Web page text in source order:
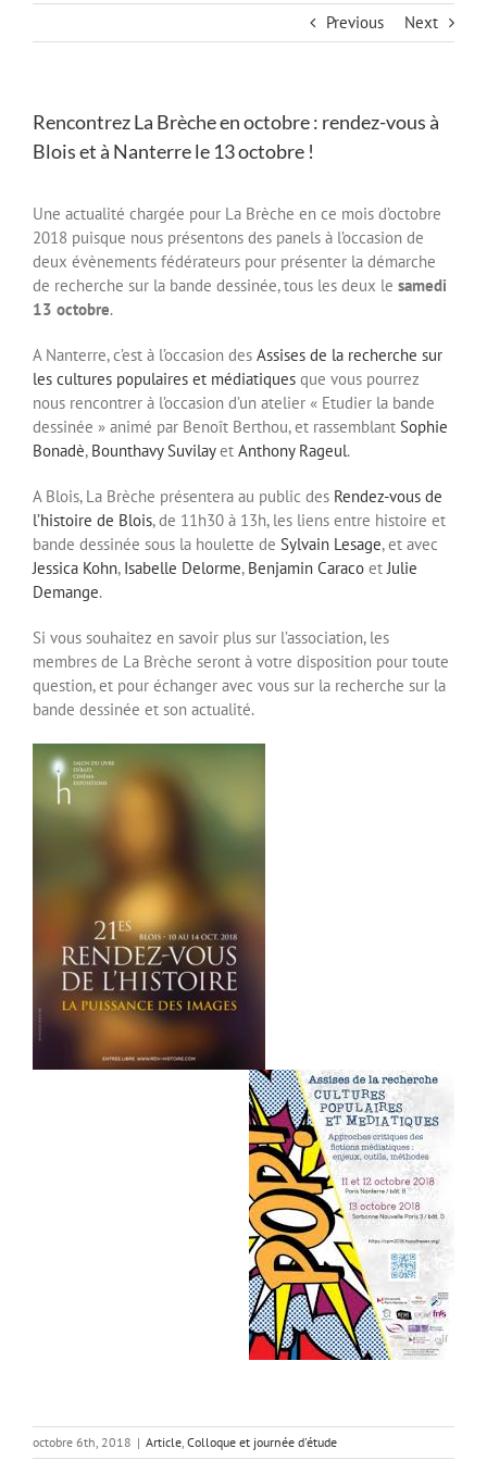
Previous Next
Rencontrez La Brèche en octobre : rendez-vous à
Blois et à Nanterre le 13 octobre !
Une actualité chargée pour La Brèche en ce mois d’octobre
2018 puisque nous présentons des panels à l’occasion de
deux évènements fédérateurs pour présenter la démarche
de recherche sur la bande dessinée, tous les deux le samedi
13 octobre.
A Nanterre, c’est à l’occasion des Assises de la recherche sur
les cultures populaires et médiatiques que vous pourrez
nous rencontrer à l’occasion d’un atelier « Etudier la bande
dessinée » animé par Benoît Berthou, et rassemblant Sophie
Bonadè, Bounthavy Suvilayet Anthony Rageul.
A Blois, La Brèche présentera au public des Rendez-vous de
l’histoire de Blois, de 11h30 à 13h, les liens entre histoire et
bande dessinée sous la houlette de Sylvain Lesage, et avec
Jessica Kohn, Isabelle Delorme, Benjamin Caraco etJulie
Demange.
Si vous souhaitez en savoir plus sur l’association, les
membres de La Brèche seront à votre disposition pour toute
question, et pour échanger avec vous sur la recherche sur la
bande dessinée et son actualité.
octobre 6th, 2018 | Article, Colloque et journée d'étude